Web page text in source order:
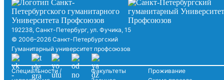
192238, Санкт-Петербург, ул. Фучика, 15
© 2006–2026 Санкт-Петербургский
Гуманитарный университет профсоюзов
Специальности /
Факультеты
Проживание